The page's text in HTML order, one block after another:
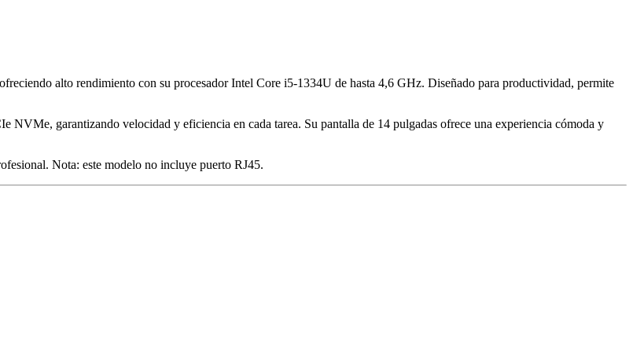
alto rendimiento con su procesador Intel Core i5-1334U de hasta 4,6 GHz. Diseñado para productividad, permite
garantizando velocidad y eficiencia en cada tarea. Su pantalla de 14 pulgadas ofrece una experiencia cómoda y
Nota: este modelo no incluye puerto RJ45.